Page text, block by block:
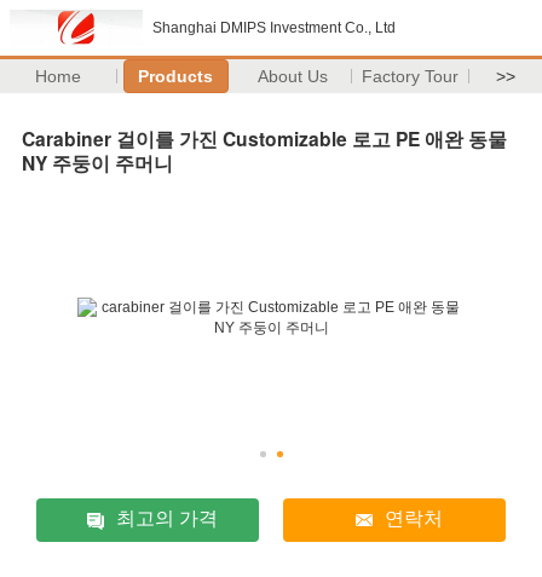
Shanghai DMIPS Investment Co., Ltd
Home Products About Us Factory Tour >>
Carabiner 걸이를 가진 Customizable 로고 PE 애완 동물
NY 주둥이 주머니
최고의 가격 연락처